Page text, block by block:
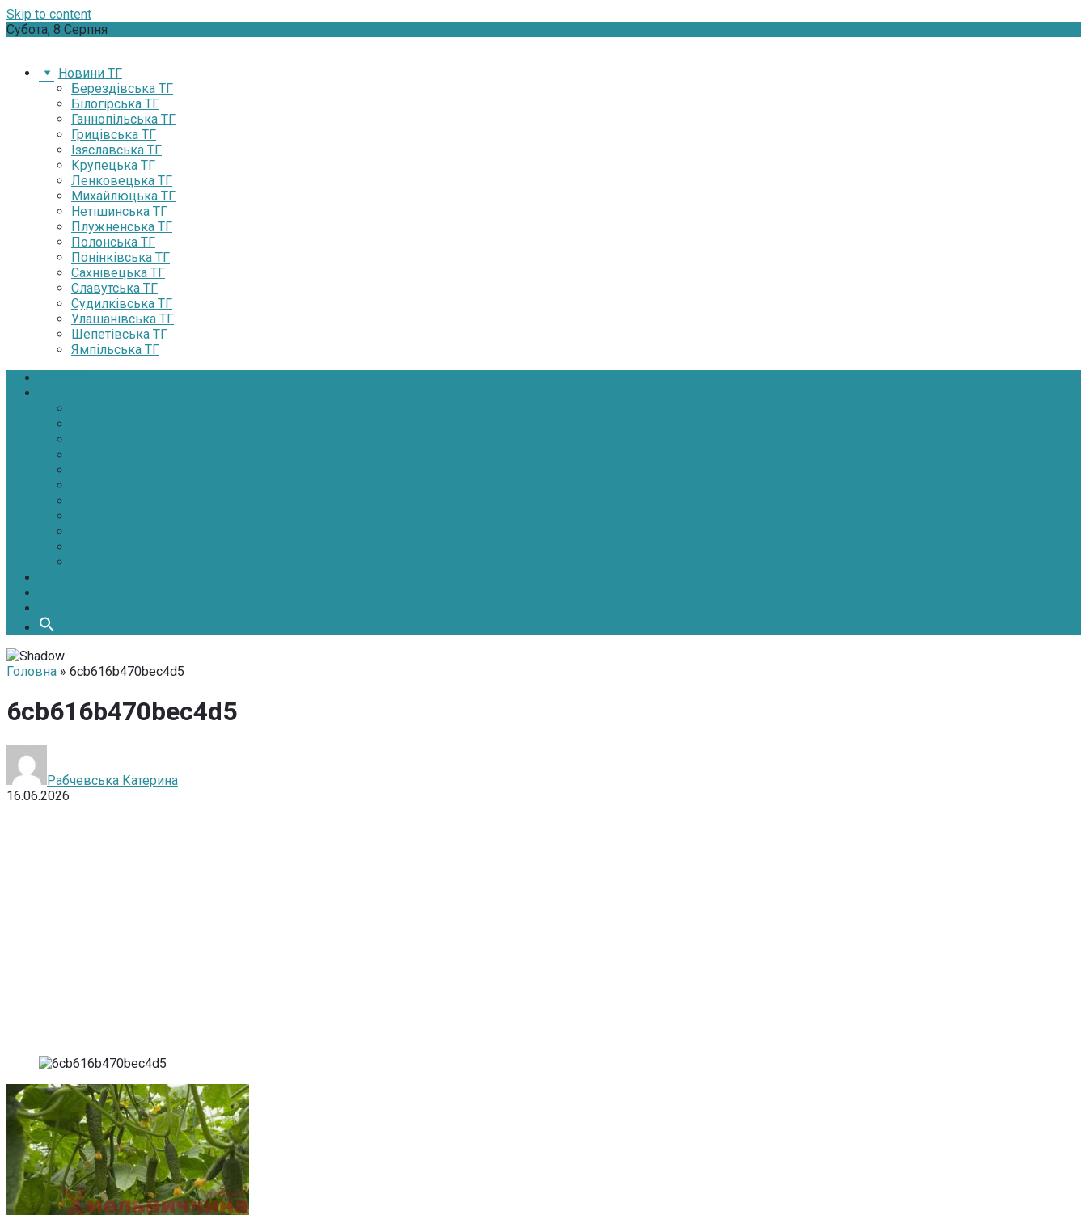
Skip to content
Субота, 8 Серпня
Новини ТГ
Берездівська ТГ
Білогірська ТГ
Ганнопільська ТГ
Грицівська ТГ
Ізяславська ТГ
Крупецька ТГ
Ленковецька ТГ
Михайлюцька ТГ
Нетішинська ТГ
Плужненська ТГ
Полонська ТГ
Понінківська ТГ
Сахнівецька ТГ
Славутська ТГ
Судилківська ТГ
Улашанівська ТГ
Шепетівська ТГ
Ямпільська ТГ
Головна » 6cb616b470bec4d5
6cb616b470bec4d5
Рабчевська Катерина
16.06.2026